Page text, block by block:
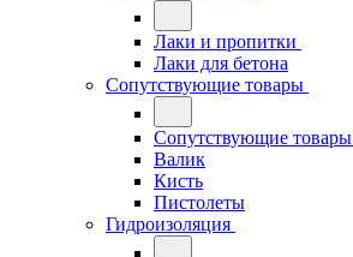
Лаки и пропитки
Лаки для бетона
Сопутствующие товары
Сопутствующие товары
Валик
Кисть
Пистолеты
Гидроизоляция